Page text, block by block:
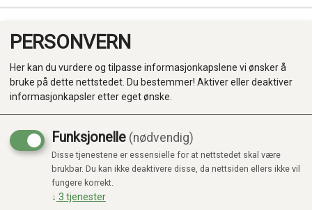
Produkter
Kategorier
PERSONVERN
Her kan du vurdere og tilpasse informasjonkapslene vi ønsker å
bruke på dette nettstedet. Du bestemmer! Aktiver eller deaktiver
informasjonkapsler etter eget ønske.
Funksjonelle (nødvendig)
Disse tjenestene er essensielle for at nettstedet skal være
brukbar. Du kan ikke deaktivere disse, da nettsiden ellers ikke vil
fungere korrekt.
↓ 3 tjenester